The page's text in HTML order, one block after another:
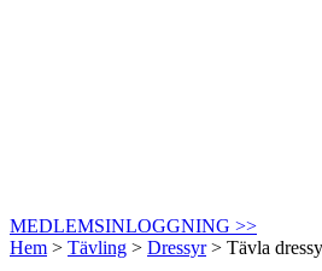
MEDLEMSINLOGGNING >>
Hem > Tävling > Dressyr> Tävla